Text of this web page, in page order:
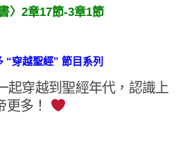
〉2章17節-3章1節
“穿越聖經” 節目系列
起穿越到聖經年代，認識上
更多！